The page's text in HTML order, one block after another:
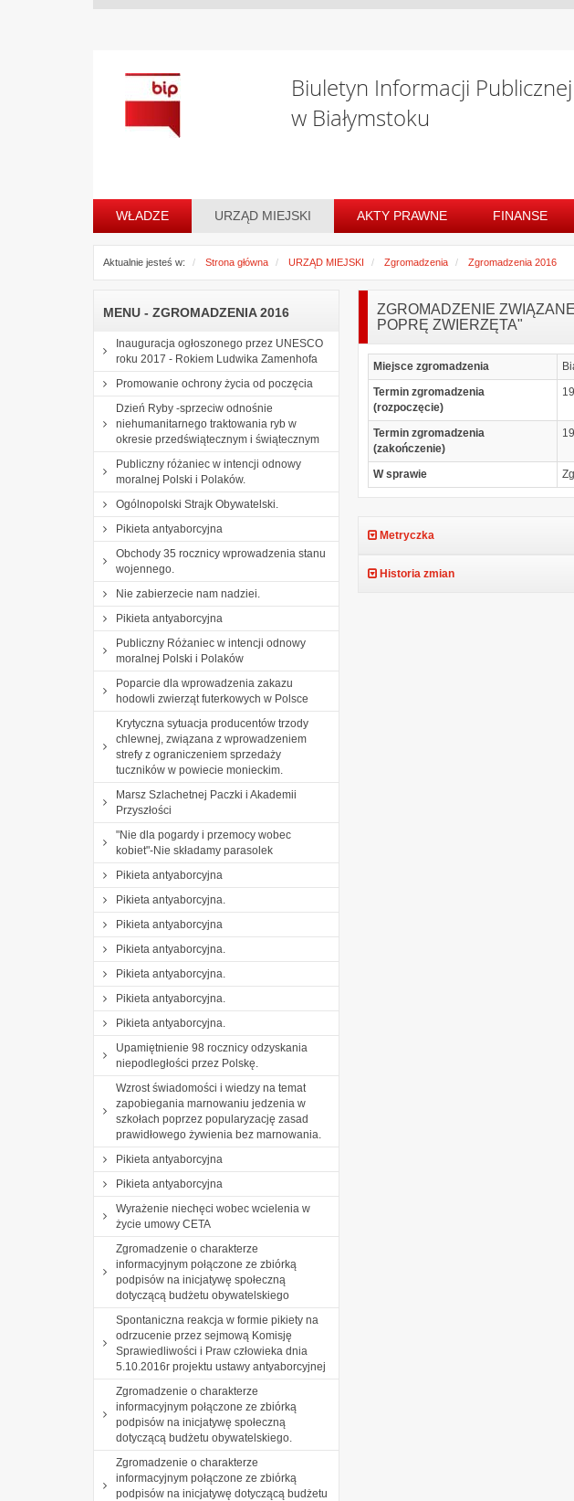
Biuletyn Informacji
w Białymstoku
WŁADZE URZĄD MIEJSKI AKTY PRAWNE FINANSE
Aktualnie jesteś w: Strona główna URZĄD MIEJSKI Zgromadzenia Zgromadzenia 2016
MENU - ZGROMADZENIA 2016
Inauguracja ogłoszonego przez UNESCO
roku 2017 - Rokiem Ludwika Zamenhofa
Promowanie ochrony życia od poczęcia
Dzień Ryby -sprzeciw odnośnie
niehumanitarnego traktowania ryb w
okresie przedświątecznym i świątecznym
Publiczny różaniec w intencji odnowy
moralnej Polski i Polaków.
Ogólnopolski Strajk Obywatelski.
Pikieta antyaborcyjna
Obchody 35 rocznicy wprowadzenia stanu
wojennego.
Nie zabierzecie nam nadziei.
Pikieta antyaborcyjna
Publiczny Różaniec w intencji odnowy
moralnej Polski i Polaków
Poparcie dla wprowadzenia zakazu
hodowli zwierząt futerkowych w Polsce
Krytyczna sytuacja producentów trzody
chlewnej, związana z wprowadzeniem
strefy z ograniczeniem sprzedaży
tuczników w powiecie monieckim.
Marsz Szlachetnej Paczki i Akademii
Przyszłości
"Nie dla pogardy i przemocy wobec
kobiet"-Nie składamy parasolek
Pikieta antyaborcyjna
Pikieta antyaborcyjna.
Pikieta antyaborcyjna
Pikieta antyaborcyjna.
Pikieta antyaborcyjna.
Pikieta antyaborcyjna.
Pikieta antyaborcyjna.
Upamiętnienie 98 rocznicy odzyskania
niepodległości przez Polskę.
Wzrost świadomości i wiedzy na temat
zapobiegania marnowaniu jedzenia w
szkołach poprzez popularyzację zasad
prawidłowego żywienia bez marnowania.
Pikieta antyaborcyjna
Pikieta antyaborcyjna
Wyrażenie niechęci wobec wcielenia w
życie umowy CETA
Zgromadzenie o charakterze
informacyjnym połączone ze zbiórką
podpisów na inicjatywę społeczną
dotyczącą budżetu obywatelskiego
Spontaniczna reakcja w formie pikiety na
odrzucenie przez sejmową Komisję
Sprawiedliwości i Praw człowieka dnia
5.10.2016r projektu ustawy antyaborcyjnej
Zgromadzenie o charakterze
informacyjnym połączone ze zbiórką
podpisów na inicjatywę społeczną
dotyczącą budżetu obywatelskiego.
Zgromadzenie o charakterze
informacyjnym połączone ze zbiórką
podpisów na inicjatywę dotyczącą budżetu
ZGROMADZENIE
POPRĘ ZWIERZĘTA"
Miejsce zgromadzenia
Termin zgromadzenia
(rozpoczęcie)
Termin zgromadzenia
(zakończenie)
W sprawie
Metryczka
Historia zmian